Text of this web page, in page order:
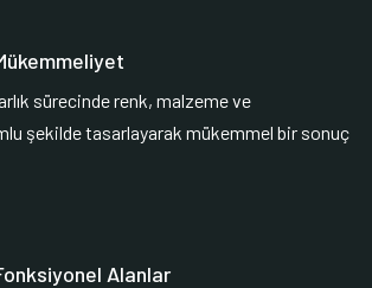
sürecinde renk, malzeme ve
şekilde tasarlayarak mükemmel bir sonuç
Alanlar